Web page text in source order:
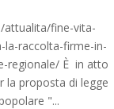
attualita/fine-vita-
la-raccolta-firme-in-
regionale/ È in atto
la proposta di legge
"...